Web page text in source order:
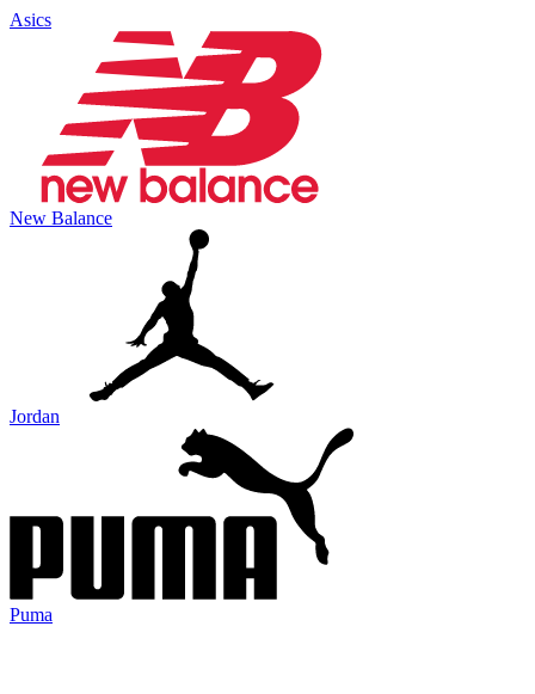
Asics
New Balance
Jordan
Puma